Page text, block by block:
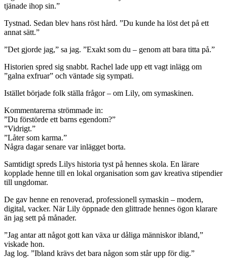
tjänade ihop sin.”
Tystnad. Sedan blev hans röst hård. ”Du kunde ha löst det på ett
annat sätt.”
”Det gjorde jag,” sa jag. ”Exakt som du – genom att bara titta på.”
Historien spred sig snabbt. Rachel lade upp ett vagt inlägg om
”galna exfruar” och väntade sig sympati.
Istället började folk ställa frågor – om Lily, om symaskinen.
Kommentarerna strömmade in:
”Du förstörde ett barns egendom?”
”Vidrigt.”
”Låter som karma.”
Några dagar senare var inlägget borta.
Samtidigt spreds Lilys historia tyst på hennes skola. En lärare
kopplade henne till en lokal organisation som gav kreativa stipendier
till ungdomar.
De gav henne en renoverad, professionell symaskin – modern,
digital, vacker. När Lily öppnade den glittrade hennes ögon klarare
än jag sett på månader.
”Jag antar att något gott kan växa ur dåliga människor ibland,”
viskade hon.
Jag log. ”Ibland krävs det bara någon som står upp för dig.”